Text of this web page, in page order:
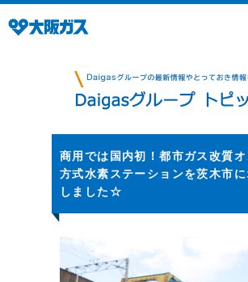
商用では国内初！都市ガス改質オ
方式水素ステーションを茨木市
しました☆